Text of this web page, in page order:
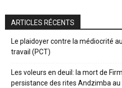
ARTICLES RÉCENTS
Le plaidoyer contre la médiocrité
travail (PCT)
Les voleurs en deuil: la mort de
persistance des rites Andzimba